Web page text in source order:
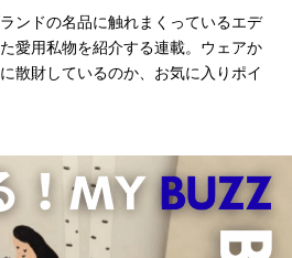
ンドの名品に触れまくっているエデ
愛用私物を紹介する連載。ウェアか
散財しているのか、お気に入りポイ